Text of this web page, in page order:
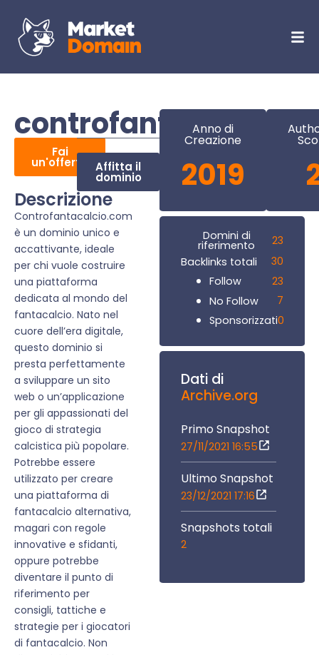
Fai
un'offerta Affitta il
dominio
Descrizione
Controfantacalcio.com
è un dominio unico e
accattivante, ideale
per chi vuole costruire
una piattaforma
dedicata al mondo del
fantacalcio. Nato nel
cuore dell’era digitale,
questo dominio si
presta perfettamente
a sviluppare un sito
web o un’applicazione
per gli appassionati del
gioco di strategia
calcistica più popolare.
Potrebbe essere
utilizzato per creare
una piattaforma di
fantacalcio alternativa,
magari con regole
innovative e sfidanti,
oppure potrebbe
diventare il punto di
riferimento per
consigli, tattiche e
strategie per i giocatori
di fantacalcio. Non
Anno di
Creazione
2019
Domini di
riferimento
23
Backlinks totali
30
Follow
23
No Follow
7
Sponsorizzati0
Dati di
Archive.org
Primo Snapshot
27/11/2021 16:55
Ultimo Snapshot
23/12/2021 17:16
Snapshots totali
2